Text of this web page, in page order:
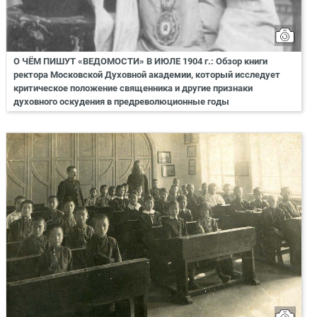
О ЧЁМ ПИШУТ «ВЕДОМОСТИ» В ИЮЛЕ 1904 г.: Обзор книги
ректора Московской Духовной академии, который исследует
критическое положение священника и другие признаки
духовного оскудения в предреволюционные годы